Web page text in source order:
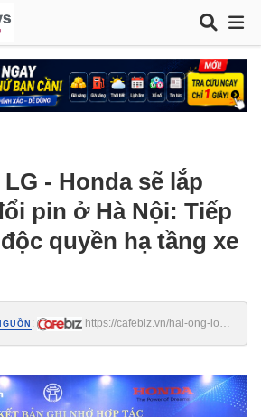
- Honda sẽ lắp
pin ở Hà Nội: Tiếp
quyền hạ tầng xe
:
https://cafebiz.vn/hai-ong-lon-